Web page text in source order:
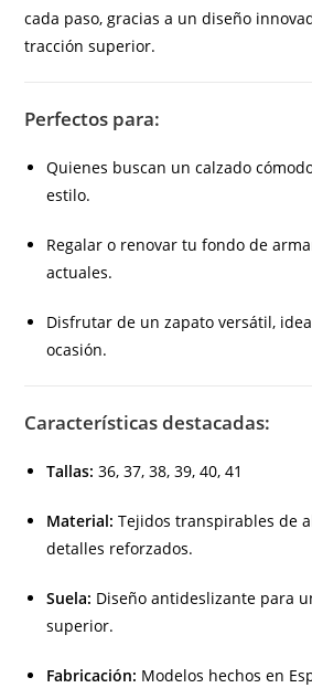
cada paso, gracias a un diseño
tracción superior.
Perfectos para:
Quienes buscan un calzado
estilo.
Regalar o renovar tu fondo de
actuales.
Disfrutar de un zapato versátil,
ocasión.
Características destacadas:
Tallas: 36, 37, 38, 39, 40, 41
Material: Tejidos transpirables de
detalles reforzados.
Suela: Diseño antideslizante para
superior.
Fabricación: Modelos hechos en